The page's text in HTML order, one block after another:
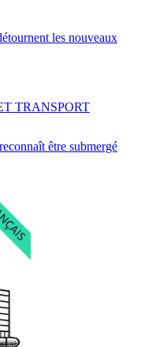
les nouveaux
être submergé
TRANSPORT